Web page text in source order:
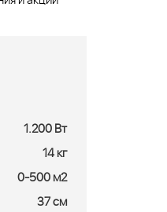
1.200 Вт
14 кг
0-500 м2
37 см